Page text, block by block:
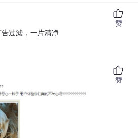
过滤，一片清净
赞
赞